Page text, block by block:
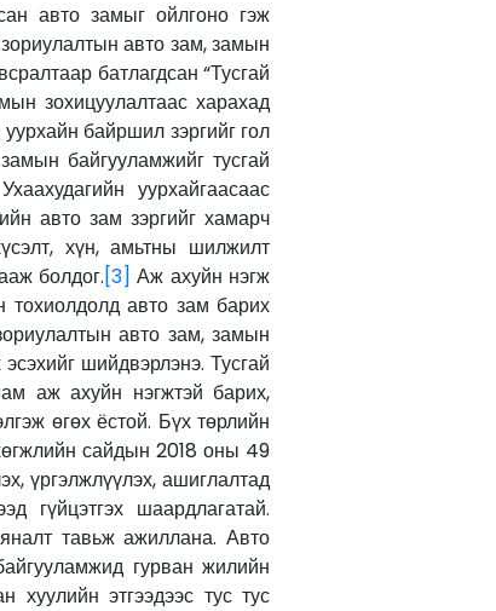
авто замыг ойлгоно гэж
зориулалтын авто зам, замын
батлагдсан “Тусгай
зохицуулалтаас харахад
байршил зэргийг гол
байгууламжийг тусгай
уурхайгаасаас
авто зам зэргийг хамарч
хүн, амьтны шилжилт
болдог.[3] Аж ахуйн нэгж
тохиолдолд авто зам барих
авто зам, замын
шийдвэрлэнэ. Тусгай
аж ахуйн нэгжтэй барих,
өгөх ёстой. Бүх төрлийн
сайдын 2018 оны 49
үргэлжлүүлэх, ашиглалтад
гүйцэтгэх шаардлагатай.
тавьж ажиллана. Авто
гурван жилийн
хуулийн этгээдээс тус тус